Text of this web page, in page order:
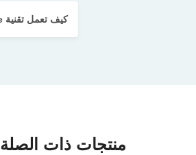
كيف تعمل تقنية MotionSense في ريكسونا شاور فريش رول أون؟
منتجات ذات الصلة